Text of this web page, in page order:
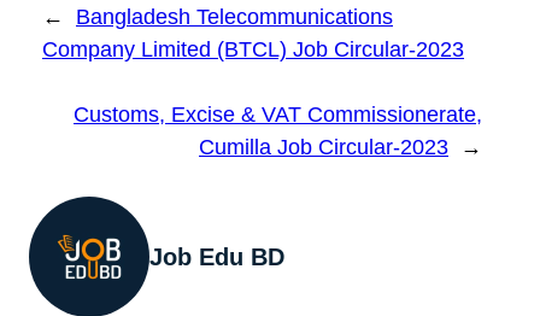
←
Bangladesh Telecommunications
Company Limited (BTCL) Job Circular-2023
Customs, Excise & VAT Commissionerate,
Cumilla Job Circular-2023
→
Job Edu BD